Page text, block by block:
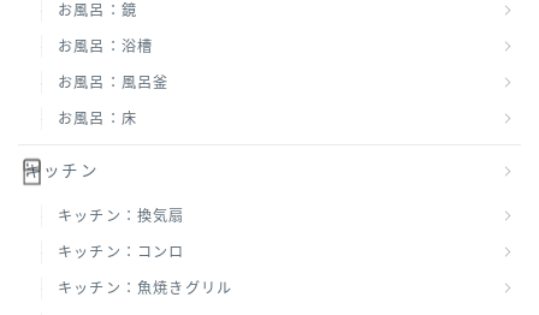
お風呂：鏡
お風呂：浴槽
お風呂：風呂釜
お風呂：床
キッチン
キッチン：換気扇
キッチン：コンロ
キッチン：魚焼きグリル